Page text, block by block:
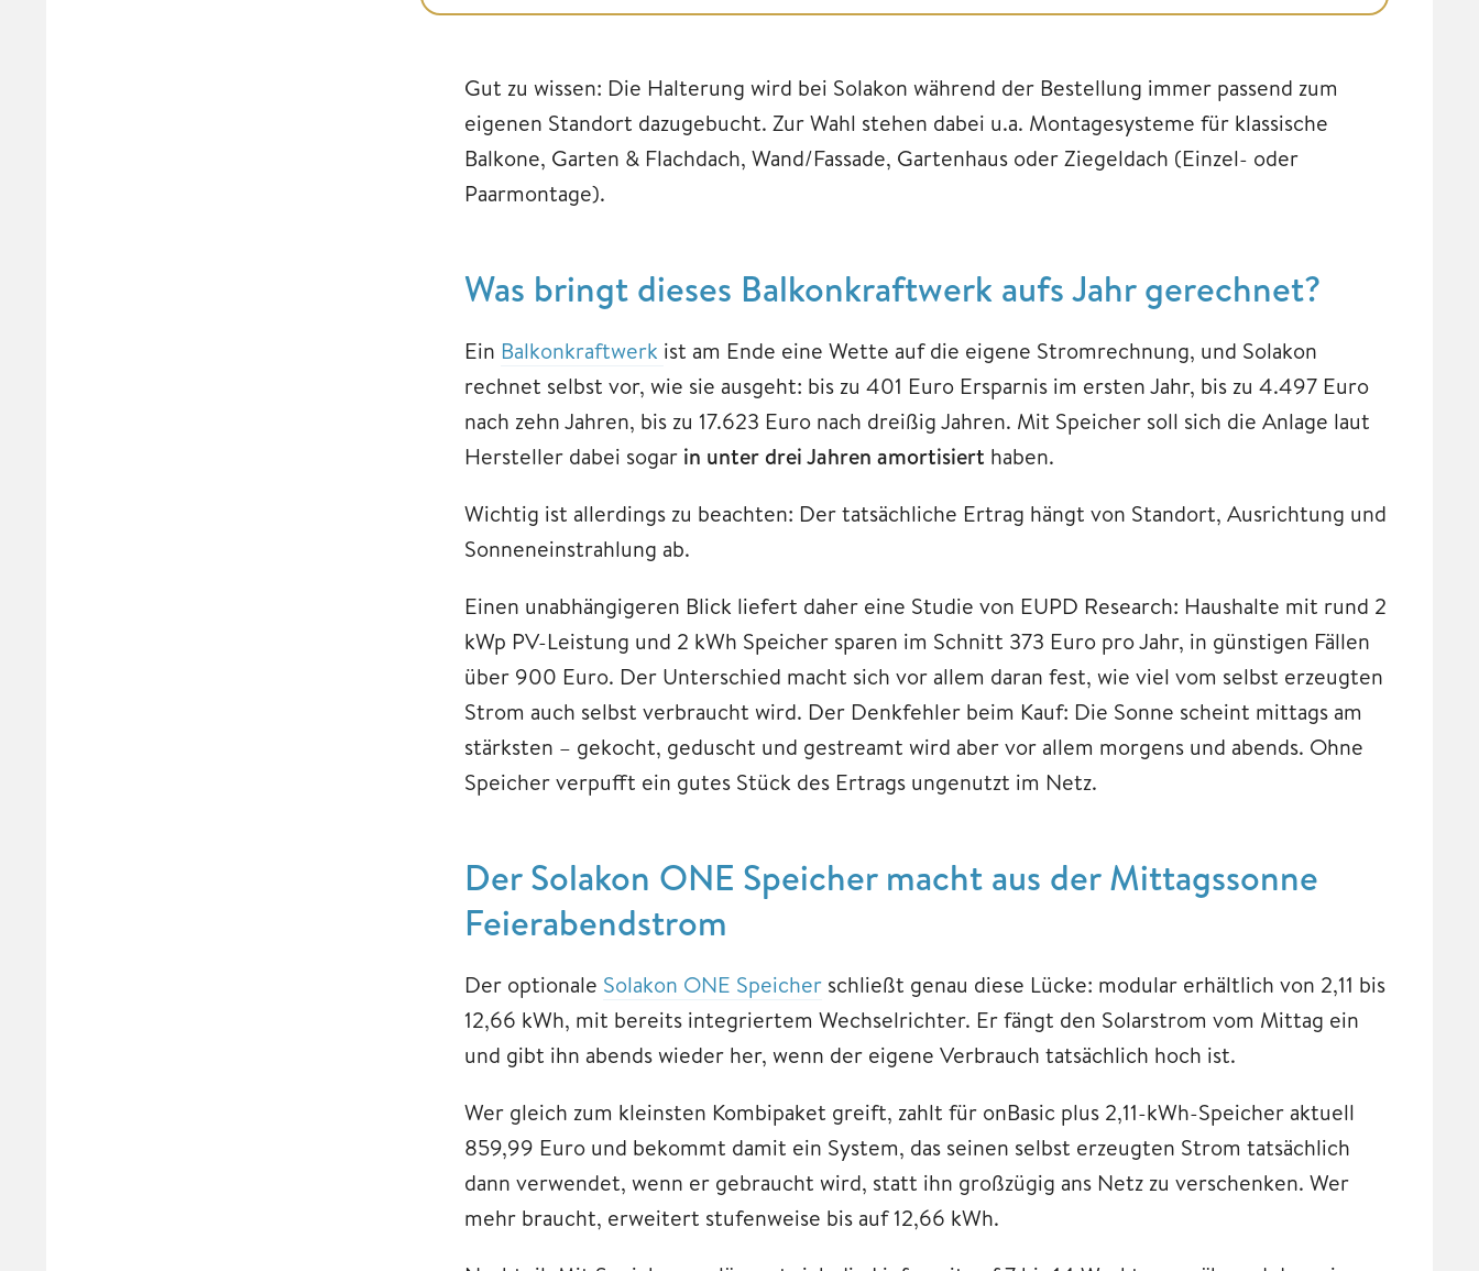
Gut zu wissen: Die Halterung wird bei Solakon während der Bestellung immer passend zum
eigenen Standort dazugebucht. Zur Wahl stehen dabei u.a. Montagesysteme für klassische
Balkone, Garten & Flachdach, Wand/Fassade, Gartenhaus oder Ziegeldach (Einzel- oder
Paarmontage).
Was bringt dieses Balkonkraftwerk aufs Jahr gerechnet?
Ein Balkonkraftwerk ist am Ende eine Wette auf die eigene Stromrechnung, und Solakon
rechnet selbst vor, wie sie ausgeht: bis zu 401 Euro Ersparnis im ersten Jahr, bis zu 4.497 Euro
nach zehn Jahren, bis zu 17.623 Euro nach dreißig Jahren. Mit Speicher soll sich die Anlage laut
Hersteller dabei sogar in unter drei Jahren amortisiert haben.
Wichtig ist allerdings zu beachten: Der tatsächliche Ertrag hängt von Standort, Ausrichtung und
Sonneneinstrahlung ab.
Einen unabhängigeren Blick liefert daher eine Studie von EUPD Research: Haushalte mit rund 2
kWp PV-Leistung und 2 kWh Speicher sparen im Schnitt 373 Euro pro Jahr, in günstigen Fällen
über 900 Euro. Der Unterschied macht sich vor allem daran fest, wie viel vom selbst erzeugten
Strom auch selbst verbraucht wird. Der Denkfehler beim Kauf: Die Sonne scheint mittags am
stärksten – gekocht, geduscht und gestreamt wird aber vor allem morgens und abends. Ohne
Speicher verpufft ein gutes Stück des Ertrags ungenutzt im Netz.
Der Solakon ONE Speicher macht aus der Mittagssonne
Feierabendstrom
Der optionale Solakon ONE Speicher schließt genau diese Lücke: modular erhältlich von 2,11 bis
12,66 kWh, mit bereits integriertem Wechselrichter. Er fängt den Solarstrom vom Mittag ein
und gibt ihn abends wieder her, wenn der eigene Verbrauch tatsächlich hoch ist.
Wer gleich zum kleinsten Kombipaket greift, zahlt für onBasic plus 2,11-kWh-Speicher aktuell
859,99 Euro und bekommt damit ein System, das seinen selbst erzeugten Strom tatsächlich
dann verwendet, wenn er gebraucht wird, statt ihn großzügig ans Netz zu verschenken. Wer
mehr braucht, erweitert stufenweise bis auf 12,66 kWh.